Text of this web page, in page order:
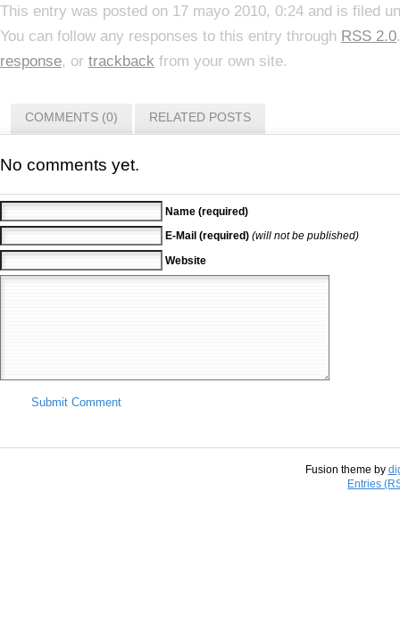
This entry was posted on 17 mayo 2010, 0:24 and is filed
You can follow any responses to this entry through RSS 2.0
response, or trackback from your own site.
COMMENTS (0) RELATED POSTS
No comments yet.
Name (required)
E-Mail (required) (will not be published)
Website
Submit Comment
Fusion theme by
Entries